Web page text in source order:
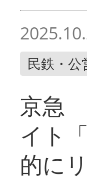
民鉄・公
京急
イト
的に